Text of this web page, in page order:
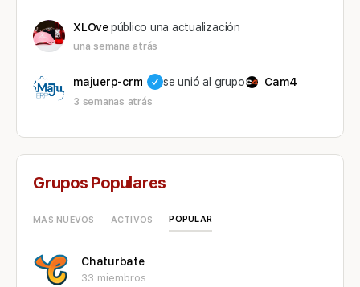
XLOvepúblico una actualización
una semana atrás
majuerp-crm se unió al grupo Cam4
3 semanas atrás
Grupos Populares
MAS NUEVOS ACTIVOS POPULAR
Chaturbate
33 miembros